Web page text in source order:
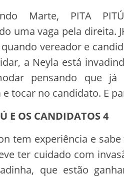
Marte, PITA
uma vaga pela direita.
vereador e
a Neyla está
pensando que
e tocar no candidato. E
E OS CANDIDATOS 4
tem experiência e
ter cuidado com
que estão